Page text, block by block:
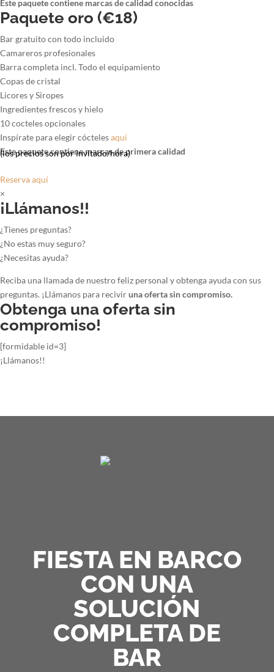
Este paquete contiene marcas de calidad conocidas
Paquete oro (€18)
Bar gratuito con todo incluido
Camareros profesionales
Barra completa incl. Todo el equipamiento
Copas de cristal
Licores y Siropes
Ingredientes frescos y hielo
10 cocteles opcionales
Inspírate para elegir cóctelesaquí
Este paquete contiene marcas de primera calidad
(los precios son por invitado/hora)
Reserva aquí
×
¡Llámanos!!
¿Tienes preguntas?
¿No estas muy seguro?
¿Necesitas ayuda?
Reciba una llamada de nuestro feliz personal y obtenga ayuda con sus
preguntas. ¡Llámanos para reciviruna oferta sin compromiso.
Obtenga una oferta sin
compromiso!
[formidable id=3]
¡Llámanos!!
FIESTA EN BARCO
CON UNA
SOLUCIÓN
COMPLETA DE
BAR